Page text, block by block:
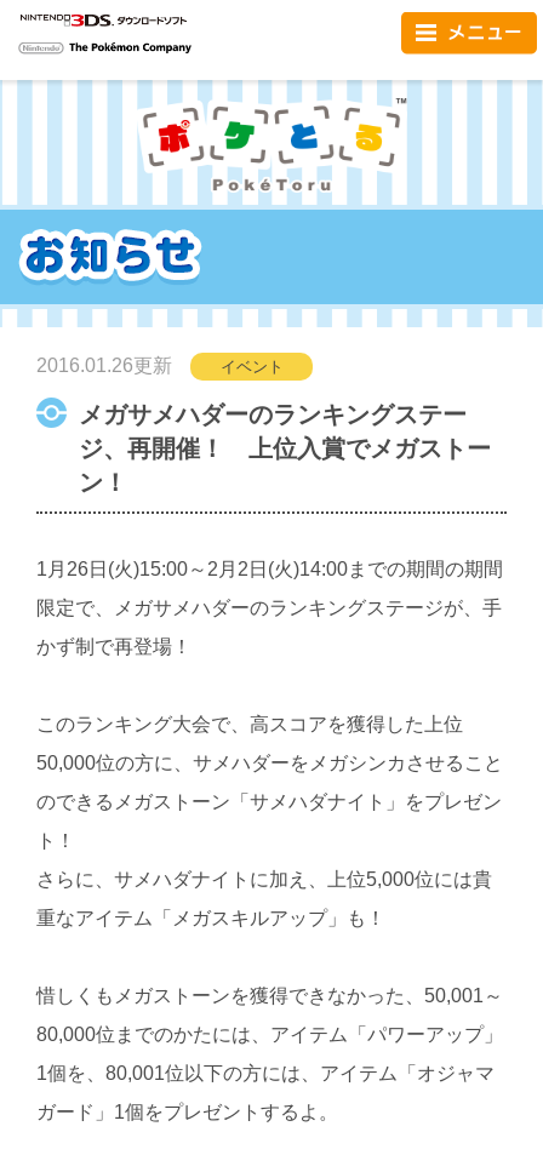
NINTENDO3DS
2016.01.26更新 イベント
メガサメハダーのランキングステー
ジ、再開催！ 上位入賞でメガストー
ン！
1月26日(火)15:00～2月2日(火)14:00までの期間の期間
限定で、メガサメハダーのランキングステージが、手
かず制で再登場！
このランキング大会で、高スコアを獲得した上位
50,000位の方に、サメハダーをメガシンカさせること
のできるメガストーン「サメハダナイト」をプレゼン
ト！
さらに、サメハダナイトに加え、上位5,000位には貴
重なアイテム「メガスキルアップ」も！
惜しくもメガストーンを獲得できなかった、50,001～
80,000位までのかたには、アイテム「パワーアップ」
1個を、80,001位以下の方には、アイテム「オジャマ
ガード」1個をプレゼントするよ。